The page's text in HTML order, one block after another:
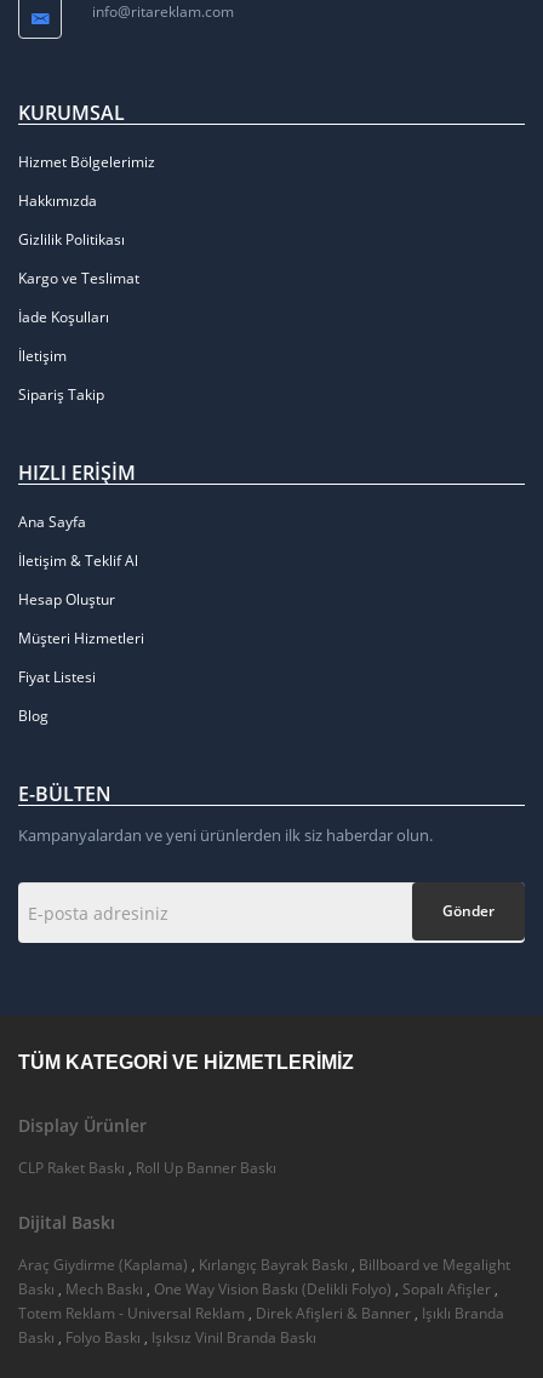
info@ritareklam.com
KURUMSAL
Hizmet Bölgelerimiz
Hakkımızda
Gizlilik Politikası
Kargo ve Teslimat
İade Koşulları
İletişim
Sipariş Takip
HIZLI ERIŞIM
Ana Sayfa
İletişim & Teklif Al
Hesap Oluştur
Müşteri Hizmetleri
Fiyat Listesi
Blog
E-BÜLTEN
Kampanyalardan ve yeni ürünlerden ilk siz haberdar olun.
Gönder
TÜM KATEGORI VE HIZMETLERIMIZ
Display Ürünler
CLP Raket Baskı , Roll Up Banner Baskı
Dijital Baskı
Araç Giydirme (Kaplama) , Kırlangıç Bayrak Baskı , Billboard ve Megalight
Baskı , Mech Baskı , One Way Vision Baskı (Delikli Folyo) , Sopalı Afişler ,
Totem Reklam - Universal Reklam , Direk Afişleri & Banner , Işıklı Branda
Baskı , Folyo Baskı , Işıksız Vinil Branda Baskı